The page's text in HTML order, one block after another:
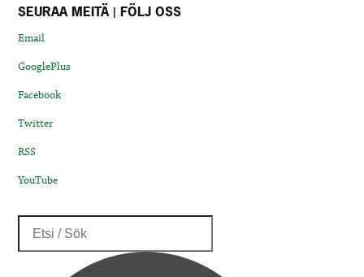
SEURAA MEITÄ | FÖLJ OSS
Email
GooglePlus
Facebook
Twitter
RSS
YouTube